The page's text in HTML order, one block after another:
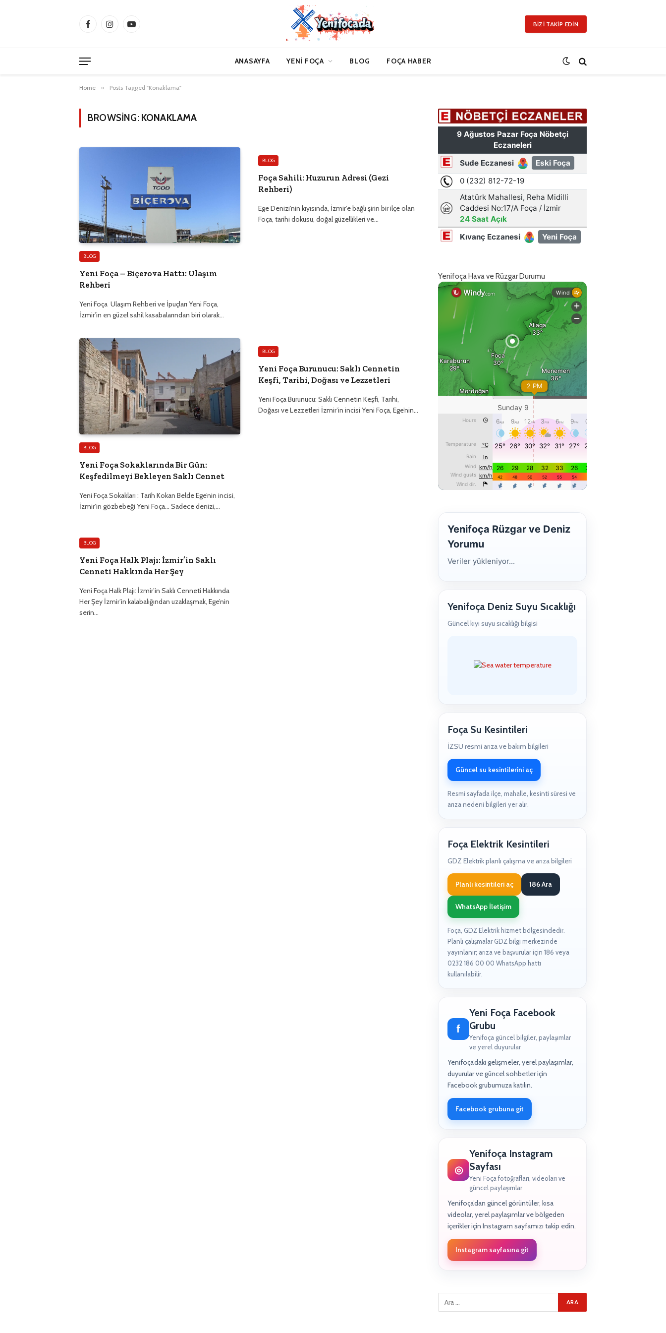
FacebookInstagramYouTube
BIZI TAKIP EDIN
ANASAYFA YENI FOÇA BLOG FOÇA HABER
Home » Posts Tagged "Konaklama"
BROWSING: KONAKLAMA
BLOG
Yeni Foça – Biçerova Hattı: Ulaşım
Rehberi
Yeni Foça Ulaşım Rehberi ve İpuçları Yeni Foça,
İzmir’in en güzel sahil kasabalarından biri olarak…
BLOG
Foça Sahili: Huzurun Adresi (Gezi
Rehberi)
Ege Denizi’nin kıyısında, İzmir’e bağlı şirin bir ilçe olan
Foça, tarihi dokusu, doğal güzellikleri ve…
BLOG
Yeni Foça Sokaklarında Bir Gün:
Keşfedilmeyi Bekleyen Saklı Cennet
Yeni Foça Sokakları : Tarih Kokan Belde Ege’nin incisi,
İzmir’in gözbebeği Yeni Foça… Sadece denizi,…
BLOG
Yeni Foça Burunucu: Saklı Cennetin
Keşfi, Tarihi, Doğası ve Lezzetleri
Yeni Foça Burunucu: Saklı Cennetin Keşfi, Tarihi,
Doğası ve Lezzetleri İzmir’in incisi Yeni Foça, Ege’nin…
BLOG
Yeni Foça Halk Plajı: İzmir’in Saklı
Cenneti Hakkında Her Şey
Yeni Foça Halk Plajı: İzmir’in Saklı Cenneti Hakkında
Her Şey İzmir’in kalabalığından uzaklaşmak, Ege’nin
serin…
Yenifoça Hava ve Rüzgar Durumu
Yenifoça Rüzgar ve Deniz
Yorumu
Veriler yükleniyor...
Yenifoça Deniz Suyu Sıcaklığı
Güncel kıyı suyu sıcaklığı bilgisi
Foça Su Kesintileri
İZSU resmi arıza ve bakım bilgileri
Güncel su kesintilerini aç
Resmi sayfada ilçe, mahalle, kesinti süresi ve
arıza nedeni bilgileri yer alır.
Foça Elektrik Kesintileri
GDZ Elektrik planlı çalışma ve arıza bilgileri
Planlı kesintileri aç 186 Ara
WhatsApp İletişim
Foça, GDZ Elektrik hizmet bölgesindedir.
Planlı çalışmalar GDZ bilgi merkezinde
yayınlanır; arıza ve başvurular için 186 veya
0232 186 00 00 WhatsApp hattı
kullanılabilir.
f
Yeni Foça Facebook
Grubu
Yenifoça güncel bilgiler, paylaşımlar
ve yerel duyurular
Yenifoça’daki gelişmeler, yerel paylaşımlar,
duyurular ve güncel sohbetler için
Facebook grubumuza katılın.
Facebook grubuna git
◎
Yenifoça Instagram
Sayfası
Yeni Foça fotoğrafları, videoları ve
güncel paylaşımlar
Yenifoça’dan güncel görüntüler, kısa
videolar, yerel paylaşımlar ve bölgeden
içerikler için Instagram sayfamızı takip edin.
Instagram sayfasına git